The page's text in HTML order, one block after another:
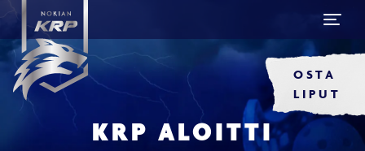
OSTA
LIPUT
KRP ALOITTI